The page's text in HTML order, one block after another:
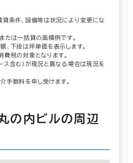
貸条件、設備等は状況により変更にな
たは一括貸の面積例です。
下段は坪単価を表示します。
税の対象となります。
ス含む）が現況と異なる場合は現況を
手数料を申し受けます。
の内ビルの周辺